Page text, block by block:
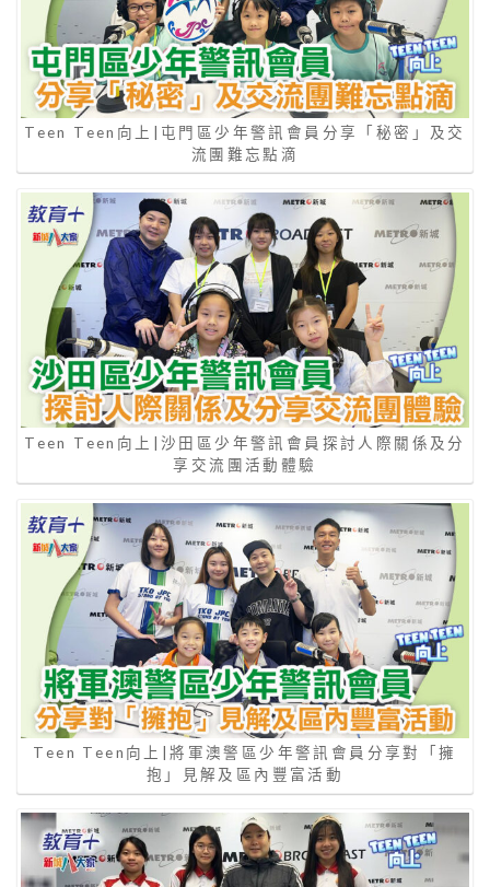
Teen Teen向上|屯門區少年警訊會員分享「秘密」及交
流團難忘點滴
Teen Teen向上|沙田區少年警訊會員探討人際關係及分
享交流團活動體驗
Teen Teen向上|將軍澳警區少年警訊會員分享對「擁
抱」見解及區內豐富活動